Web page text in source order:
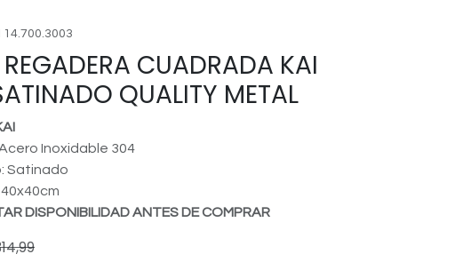
14.700.3003
CUADRADA KAI
QUALITY METAL
Inoxidable 304
Satinado
DISPONIBILIDAD ANTES DE COMPRAR